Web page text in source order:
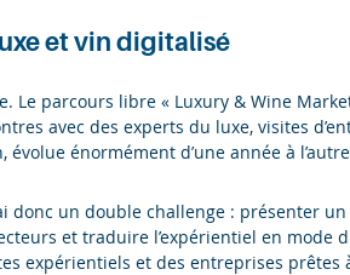
et vin digitalisé
Le parcours libre « Luxury & Wine
avec des experts du luxe, visites
évolue énormément d’une année à
donc un double challenge : présenter
et traduire l’expérientiel en mode
expérientiels et des entreprises prêtes